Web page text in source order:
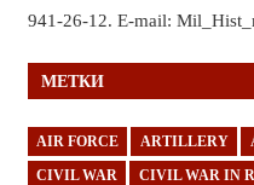
941-26-12. E-mail:
МЕТКИ
AIR FORCE ARTILLERY
CIVIL WAR CIVIL WAR IN